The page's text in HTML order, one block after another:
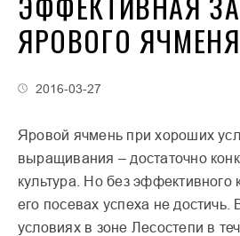
ЯРОВОГО ЯЧМЕНЯ
2016-03-27
Яровой ячмень при хороших
выращивания – достаточно
культура. Но без эффективного
его посевах успеха не
условиях в зоне Лесостепи в